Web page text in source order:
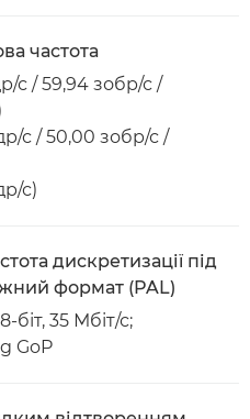
частота
с / 59,94 зобр/с /
с / 50,00 зобр/с /
с)
дискретизації під
формат (PAL)
біт, 35 Мбіт/с;
GoP